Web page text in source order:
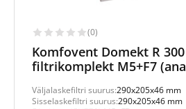
(0)
Komfovent Domekt R 300
filtrikomplekt M5+F7
Väljalaskefiltri suurus:290x205x46 mm
Sisselaskefiltri suurus:290x205x46 mm